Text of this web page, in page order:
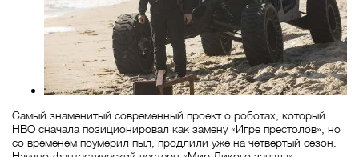
Самый знаменитый современный проект о роботах, который
HBO сначала позиционировал как замену «Игре престолов», но
со временем поумерил пыл, продлили уже на четвёртый сезон.